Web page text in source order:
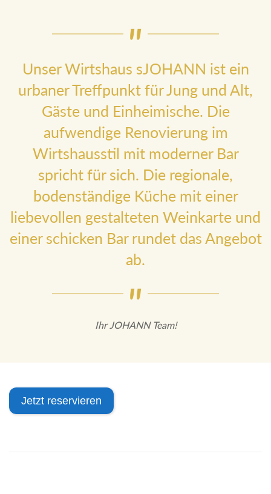
Unser Wirtshaus sJOHANN ist ein
urbaner Treffpunkt für Jung und Alt,
Gäste und Einheimische. Die
aufwendige Renovierung im
Wirtshausstil mit moderner Bar
spricht für sich. Die regionale,
bodenständige Küche mit einer
liebevollen gestalteten Weinkarte
und einer schicken Bar rundet das
Angebot ab.
Ihr JOHANN Team!
Jetzt reservieren